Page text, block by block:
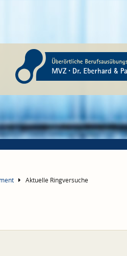
Aktuelle Ringversuche